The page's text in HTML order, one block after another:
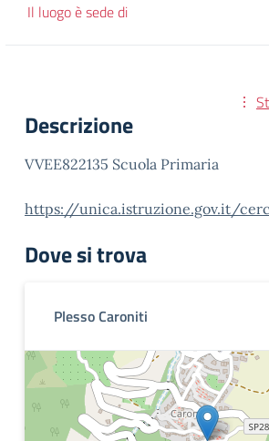
Il luogo è sede di
Descrizione
VVEE822135 Scuola Primaria
https://unica.istruzione.gov.it/
Dove si trova
Plesso Caroniti